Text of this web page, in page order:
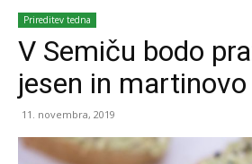
Prireditev tedna
V Semiču bodo
jesen in martinovo
11. novembra, 2019